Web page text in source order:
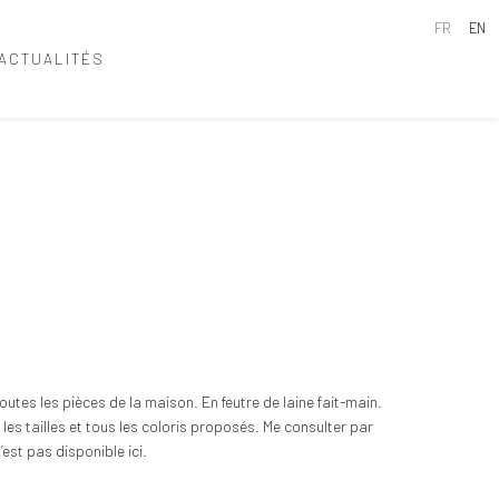
ACTUALITÉS
les pièces de la maison. En feutre de laine fait-main.
tailles et tous les coloris proposés. Me consulter par
pas disponible ici.
FR EN